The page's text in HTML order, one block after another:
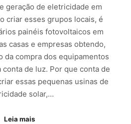
geração de eletricidade em
criar esses grupos locais, é
painéis fotovoltaicos em
casas e empresas obtendo,
da compra dos equipamentos
de luz. Por que conta de
essas pequenas usinas de
solar,…
Leia mais